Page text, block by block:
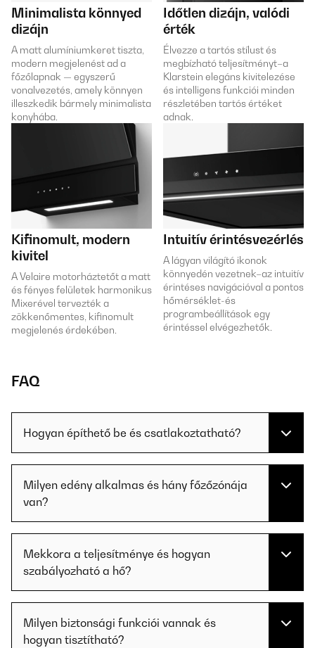
Minimalista könnyed
dizájn
A matt alumíniumkeret tiszta,
modern megjelenést ad a
főzőlapnak — egyszerű
vonalvezetés, amely könnyen
illeszkedik bármely minimalista
konyhába.
Időtlen dizájn, valódi
érték
Élvezze a tartós stílust és
megbízható teljesítményt–a
Klarstein elegáns kivitelezése
és intelligens funkciói minden
részletében tartós értéket
adnak.
Kifinomult, modern
kivitel
A Velaire motorháztetőt a matt
és fényes felületek harmonikus
Mixerével tervezték a
zökkenőmentes, kifinomult
megjelenés érdekében.
Intuitív érintésvezérlés
A lágyan világító ikonok
könnyedén vezetnek–az intuitív
érintéses navigációval a pontos
hőmérséklet-és
programbeállítások egy
érintéssel elvégezhetők.
FAQ
Hogyan építhető be és csatlakoztatható?
Milyen edény alkalmas és hány főzőzónája
van?
Mekkora a teljesítménye és hogyan
szabályozható a hő?
Milyen biztonsági funkciói vannak és
hogyan tisztítható?